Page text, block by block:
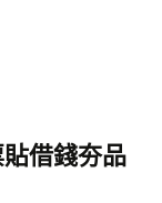
借錢夯品